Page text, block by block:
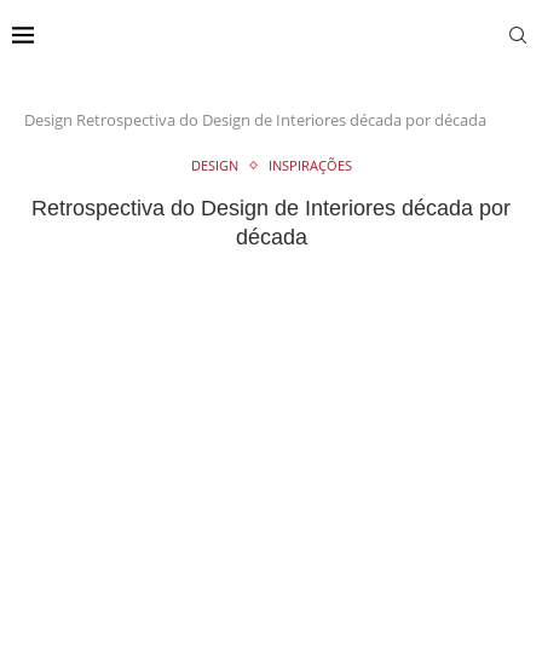
Design Retrospectiva do Design de Interiores década por década
DESIGN INSPIRAÇÕES
Retrospectiva do Design de Interiores década por
década